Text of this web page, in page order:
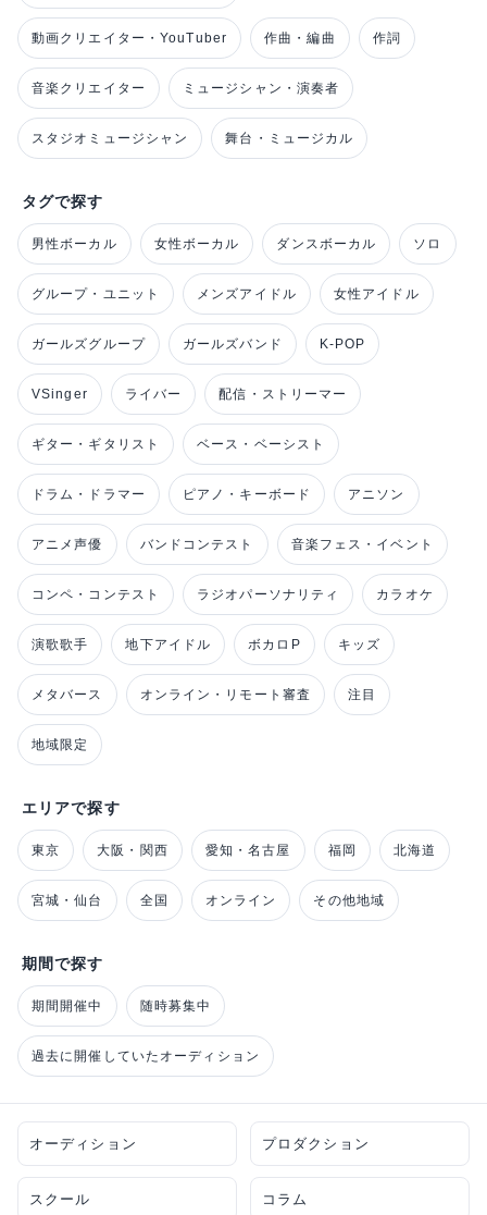
動画クリエイター・YouTuber 作曲・編曲 作詞
音楽クリエイター ミュージシャン・演奏者
スタジオミュージシャン 舞台・ミュージカル
タグで探す
男性ボーカル 女性ボーカル ダンスボーカル ソロ
グループ・ユニット メンズアイドル 女性アイドル
ガールズグループ ガールズバンド K-POP
VSinger ライバー 配信・ストリーマー
ギター・ギタリスト ベース・ベーシスト
ドラム・ドラマー ピアノ・キーボード アニソン
アニメ声優 バンドコンテスト 音楽フェス・イベント
コンペ・コンテスト ラジオパーソナリティ カラオケ
演歌歌手 地下アイドル ボカロP キッズ
メタバース オンライン・リモート審査 注目
地域限定
エリアで探す
東京 大阪・関西 愛知・名古屋 福岡 北海道
宮城・仙台 全国 オンライン その他地域
期間で探す
期間開催中 随時募集中
過去に開催していたオーディション
オーディション プロダクション
スクール コラム